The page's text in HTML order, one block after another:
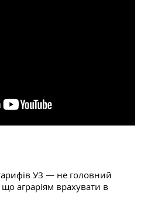
УЗ — не головний
аграріям врахувати в